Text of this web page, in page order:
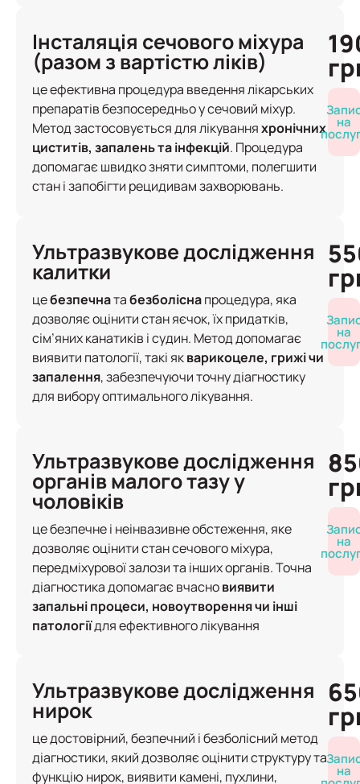
Інсталяція сечового міхура
(разом з вартістю ліків)
це ефективна процедура введення лікарських
препаратів безпосередньо у сечовий міхур.
Метод застосовується для лікуванняхронічних
циститів, запалень та інфекцій. Процедура
допомагає швидко зняти симптоми, полегшити
стан і запобігти рецидивам захворювань.
на
Ультразвукове дослідження
калитки
цебезпечнатабезболіснапроцедура, яка
дозволяє оцінити стан яєчок, їх придатків,
сім’яних канатиків і судин. Метод допомагає
виявити патології, такі якварикоцеле, грижі чи
запалення, забезпечуючи точну діагностику
для вибору оптимального лікування.
на
Ультразвукове дослідження
органів малого тазу у
чоловіків
це безпечне і неінвазивне обстеження, яке
дозволяє оцінити стан сечового міхура,
передміхурової залози та інших органів. Точна
діагностика допомагає вчасновиявити
запальні процеси, новоутворення чи інші
патологіїдля ефективного лікування
на
Ультразвукове дослідження
нирок
це достовірний, безпечний і безболісний метод
діагностики, який дозволяє оцінити структуру та
функцію нирок, виявити камені, пухлини,
на